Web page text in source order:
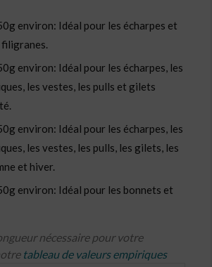
environ: Idéal pour les écharpes et
environ: Idéal pour les écharpes, les
les vestes, les pulls et gilets
environ: Idéal pour les écharpes, les
les vestes, les pulls, les gilets, les
et hiver.
environ: Idéal pour les bonnets et
nécessaire pour votre
tableau de valeurs empiriques